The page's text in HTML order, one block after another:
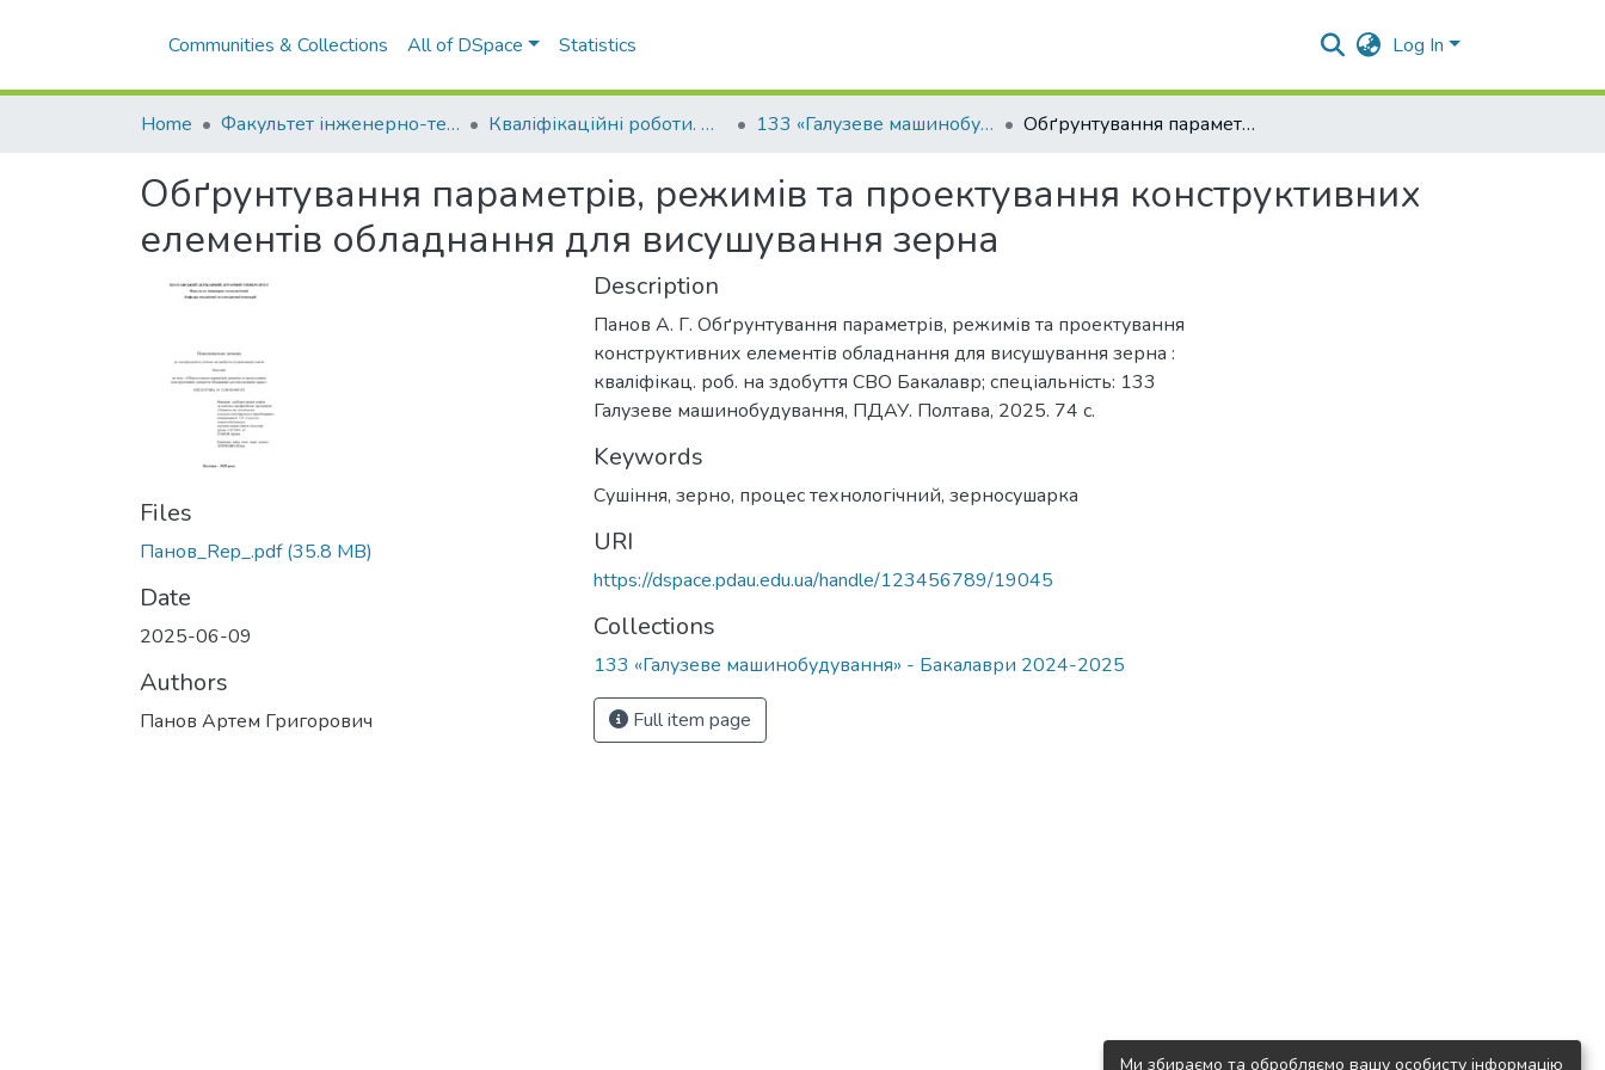
Communities & Collections All of DSpace Statistics Log In
Home Факультет інженерно-технологічний Кваліфікаційні роботи. Факультет інженерно-технологічний 133 «Галузеве машинобудування» - Бакалаври 2024-2025 Обґрунтування параметрів, режимів та проектування конструктивних елементів обладнання для висушування зерна
Обґрунтування параметрів, режимів та проектування конструктивних
елементів обладнання для висушування зерна
Files
Панов_Rep_.pdf(35.8 MB)
Date
2025-06-09
Authors
Панов Артем Григорович
Description
Панов А. Г. Обґрунтування параметрів, режимів та проектування
конструктивних елементів обладнання для висушування зерна :
кваліфікац. роб. на здобуття СВО Бакалавр; спеціальність: 133
Галузеве машинобудування, ПДАУ. Полтава, 2025. 74 с.
Keywords
Сушіння, зерно, процес технологічний, зерносушарка
URI
https://dspace.pdau.edu.ua/handle/123456789/19045
Collections
133 «Галузеве машинобудування» - Бакалаври 2024-2025
Full item page
Ми збираємо та обробляємо вашу особисту інформацію